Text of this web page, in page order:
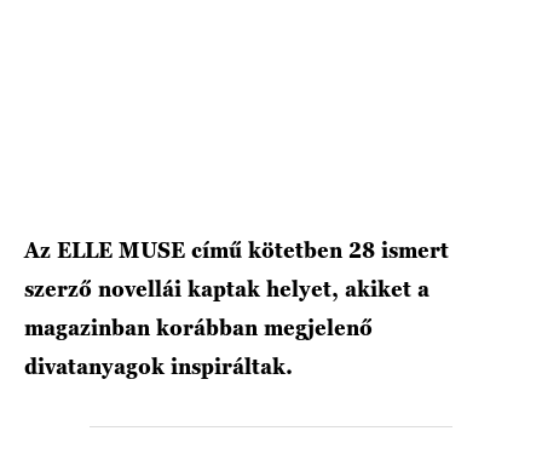
Az ELLE MUSE című kötetben 28 ismert
szerző novellái kaptak helyet, akiket a
magazinban korábban megjelenő
divatanyagok inspiráltak.